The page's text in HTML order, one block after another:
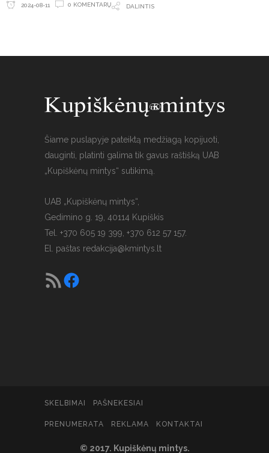
2024-08-11 0 KOMENTARŲ DALINTIS
Šiame puslapyje pateiktą medžiagą kopijuoti,
dauginti, platinti galima tik gavus raštišką UAB
„Kupiškėnų mintys“ sutikimą.
UAB „Kupiškėnų mintys“,
Gedimino g. 19, 40114 Kupiškis
Tel. +370 605 19 399, +370 612 57 157.
El. paštas redakcija@kmintys.lt
SKELBIMAI PAŠNEKESIAI
© 2017. Kupiškėnų mintys.
PRENUMERATA REKLAMA KONTAKTAI